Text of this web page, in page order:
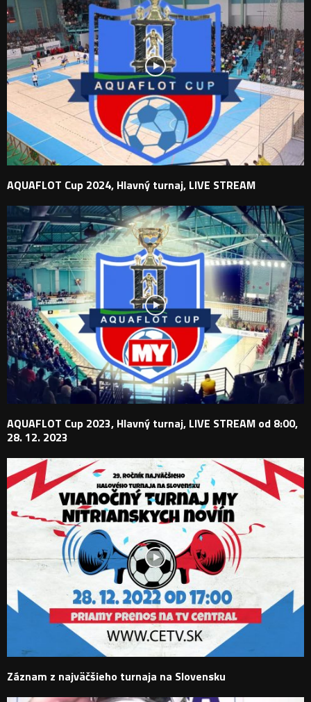
AQUAFLOT Cup 2024, Hlavný turnaj, LIVE STREAM
AQUAFLOT Cup 2023, Hlavný turnaj, LIVE STREAM od 8:00,
28. 12. 2023
Záznam z najväčšieho turnaja na Slovensku